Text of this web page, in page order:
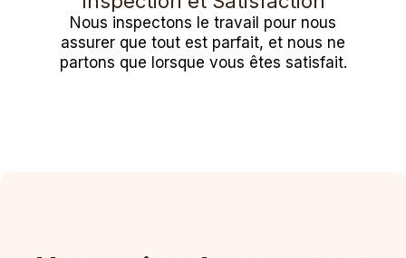
Nous inspectons le travail pour nous
assurer que tout est parfait, et nous ne
partons que lorsque vous êtes satisfait.